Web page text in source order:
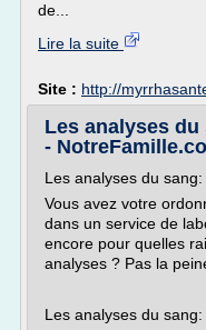
de...
Lire la suite
Site : http://
Les analyses
-
Les analyses du
Vous avez votre
dans un service de
encore pour quelles
analyses ? Pas la
Les analyses du